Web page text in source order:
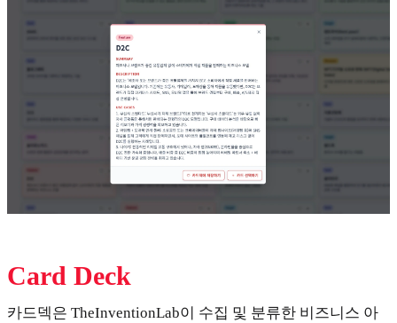
Card Deck
카드덱은 TheInventionLab이 수집 및 분류한 비즈니스 아